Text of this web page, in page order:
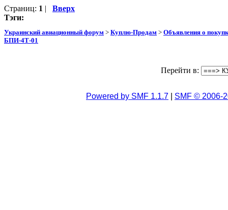
Страниц: 1 | Вверх
Тэги:
Украинский авиационный форум > Куплю-Продам > Объявления о
БПИ-4Т-01
Перейти в:
Powered by SMF 1.1.7 SMF © 2006-